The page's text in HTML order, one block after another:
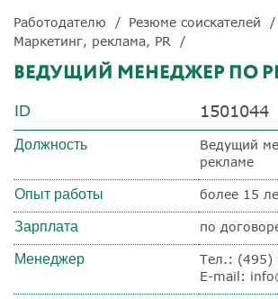
Работодателю
Резюме соискателей
Маркетинг, реклама, PR
ВЕДУЩИЙ МЕНЕДЖЕР ПО
ID 1501044
Должность
Ведущий
рекламе
Опыт работы более 15
Зарплата по
Менеджер Тел.: (495)
E-mail: